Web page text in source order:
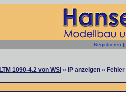
Registrieren ||
LTM 1090-4.2 von WSI » IP anzeigen » Fehler